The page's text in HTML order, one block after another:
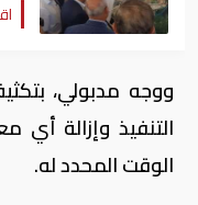
ووجه مدبولي،
التنفيذ وإزالة
الوقت المحدد له.